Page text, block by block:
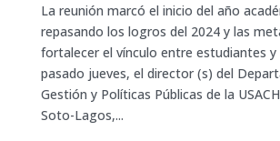
La reunión marcó el inicio del año
repasando los logros del 2024 y las
fortalecer el vínculo entre estudiantes y
pasado jueves, el director (s) del
Gestión y Políticas Públicas de la
Soto-Lagos,...